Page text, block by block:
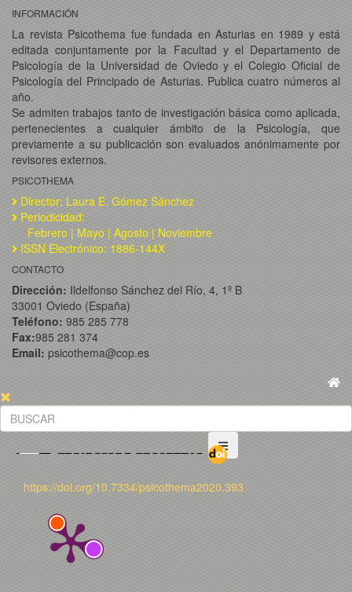
INFORMACIÓN
La revista Psicothema fue fundada en Asturias en 1989 y está
editada conjuntamente por la Facultad y el Departamento de
Psicología de la Universidad de Oviedo y el Colegio Oficial de
Psicología del Principado de Asturias. Publica cuatro números al
año.
Se admiten trabajos tanto de investigación básica como aplicada,
pertenecientes a cualquier ámbito de la Psicología, que
previamente a su publicación son evaluados anónimamente por
revisores externos.
PSICOTHEMA
Director: Laura E. Gómez Sánchez
Periodicidad:
Febrero | Mayo | Agosto | Noviembre
ISSN Electrónico: 1886-144X
CONTACTO
Dirección: Ildelfonso Sánchez del Río, 4, 1º B
33001 Oviedo (España)
Teléfono: 985 285 778
Fax:985 281 374
Email: psicothema@cop.es
https://doi.org/10.7334/psicothema2020.393